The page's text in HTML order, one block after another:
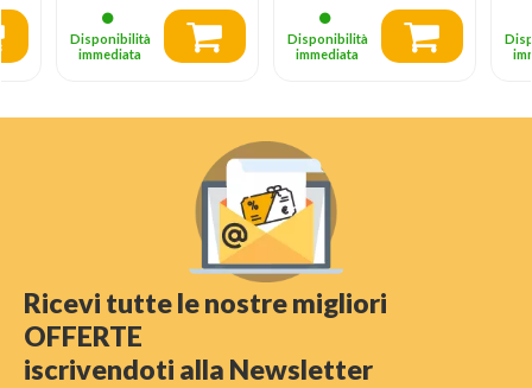
Disponibilità
immediata
Disponibilità
immediata
Ricevi tutte le nostre migliori
OFFERTE
iscrivendoti alla Newsletter